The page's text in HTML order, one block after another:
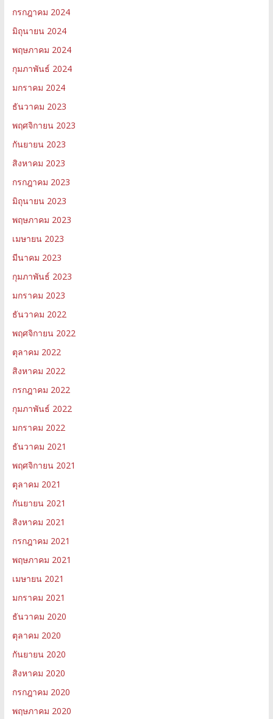
กรกฎาคม 2024
มิถุนายน 2024
พฤษภาคม 2024
กุมภาพันธ์ 2024
มกราคม 2024
ธันวาคม 2023
พฤศจิกายน 2023
กันยายน 2023
สิงหาคม 2023
กรกฎาคม 2023
มิถุนายน 2023
พฤษภาคม 2023
เมษายน 2023
มีนาคม 2023
กุมภาพันธ์ 2023
มกราคม 2023
ธันวาคม 2022
พฤศจิกายน 2022
ตุลาคม 2022
สิงหาคม 2022
กรกฎาคม 2022
กุมภาพันธ์ 2022
มกราคม 2022
ธันวาคม 2021
พฤศจิกายน 2021
ตุลาคม 2021
กันยายน 2021
สิงหาคม 2021
กรกฎาคม 2021
พฤษภาคม 2021
เมษายน 2021
มกราคม 2021
ธันวาคม 2020
ตุลาคม 2020
กันยายน 2020
สิงหาคม 2020
กรกฎาคม 2020
พฤษภาคม 2020